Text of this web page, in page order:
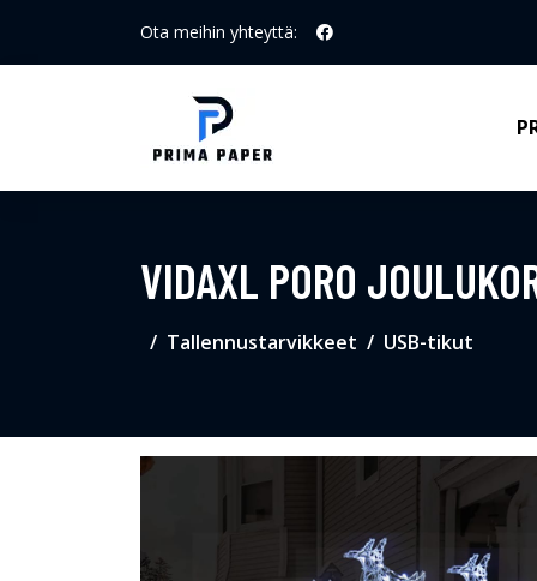
Ota meihin yhteyttä:
VIDAXL PORO
Tallennustarvikkeet USB-tikut